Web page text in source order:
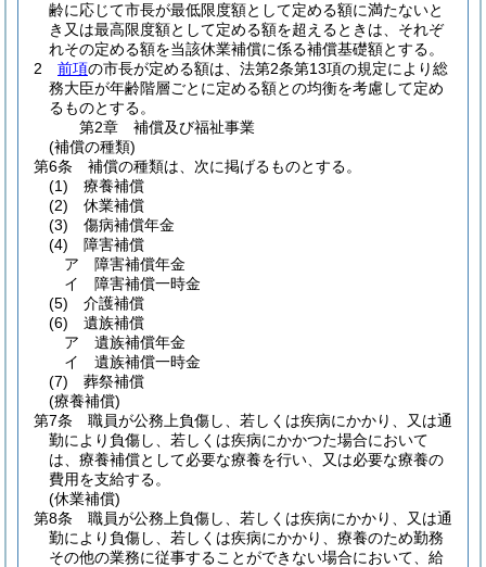
齢に応じて市長が最低限度額として定める額に満たないと
き又は最高限度額として定める額を超えるときは、それぞ
れその定める額を当該休業補償に係る補償基礎額とする。
2
前項の市長が定める額は、法第2条第13項の規定により総
務大臣が年齢階層ごとに定める額との均衡を考慮して定め
るものとする。
第2章
補償及び福祉事業
(補償の種類)
第6条
補償の種類は、次に掲げるものとする。
(1)
療養補償
(2)
休業補償
(3)
傷病補償年金
(4)
障害補償
ア
障害補償年金
イ
障害補償一時金
(5)
介護補償
(6)
遺族補償
ア
遺族補償年金
イ
遺族補償一時金
(7)
葬祭補償
(療養補償)
第7条
職員が公務上負傷し、若しくは疾病にかかり、又は通
勤により負傷し、若しくは疾病にかかつた場合において
は、療養補償として必要な療養を行い、又は必要な療養の
費用を支給する。
(休業補償)
第8条
職員が公務上負傷し、若しくは疾病にかかり、又は通
勤により負傷し、若しくは疾病にかかり、療養のため勤務
その他の業務に従事することができない場合において、給